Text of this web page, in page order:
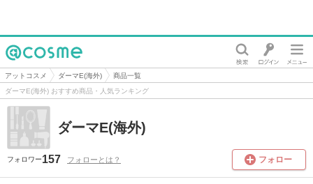
@cosme
アットコスメ ダーマE(海外)
商品一覧
ダーマE(海外) おすすめ商品・人気ランキング
ダーマE(海外)
フォロワー157 フォローとは？ フォロー